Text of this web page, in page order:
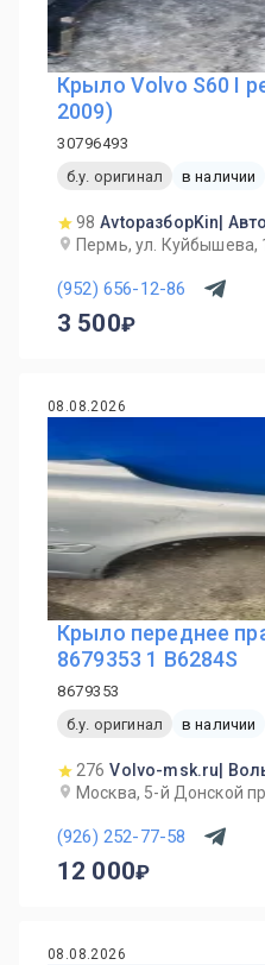
Крыло Volvo S60 I
2009)
30796493
б.у. оригинал
в наличии
98 AvtoразборKin|
Пермь, ул. Куйбышева,
(952) 656-12-86
3 500
08.08.2026
Крыло переднее
8679353 1 B6284S
8679353
б.у. оригинал
в наличии
276 Volvo-msk.ru|
Москва, 5-й Донской
(926) 252-77-58
12 000
08.08.2026